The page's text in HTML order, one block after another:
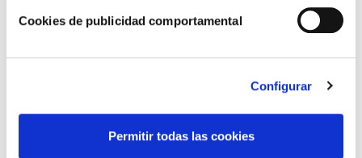
Cookies de publicidad comportamental
Configurar
Permitir todas las cookies
ENTRANTES PARA NAVIDAD
Croquetas de pollo con salsa barbacoa